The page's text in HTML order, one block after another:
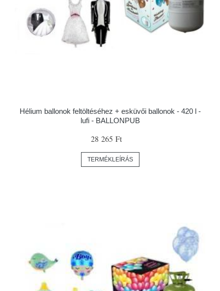
Hélium ballonok feltöltéséhez + esküvői ballonok - 420 l -
lufi - BALLONPUB
28 265 Ft
TERMÉKLEÍRÁS